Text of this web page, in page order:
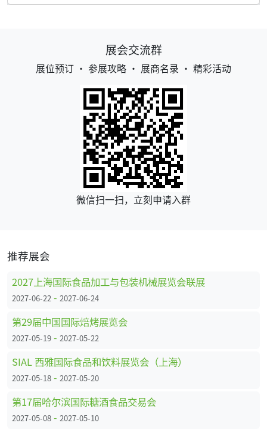
展会交流群
展位预订 • 参展攻略 • 展商名录 • 精彩活动
微信扫一扫，立刻申请入群
推荐展会
2027上海国际食品加工与包装机械展览会联展
2027-06-22 - 2027-06-24
第29届中国国际焙烤展览会
2027-05-19 - 2027-05-22
SIAL 西雅国际食品和饮料展览会（上海）
2027-05-18 - 2027-05-20
第17届哈尔滨国际糖酒食品交易会
2027-05-08 - 2027-05-10